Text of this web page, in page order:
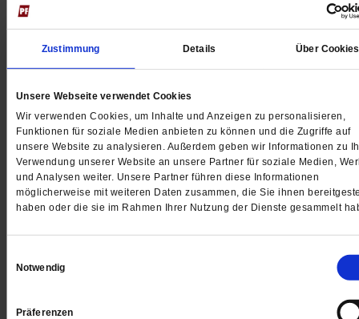
Zustimmung Details Über Cookies
Unsere Webseite verwendet Cookies
Wir verwenden Cookies, um Inhalte und Anzeigen zu personalisieren,
Funktionen für soziale Medien anbieten zu können und die Zugriffe auf
unsere Website zu analysieren. Außerdem geben wir Informationen zu
Verwendung unserer Website an unsere Partner für soziale Medien,
und Analysen weiter. Unsere Partner führen diese Informationen
möglicherweise mit weiteren Daten zusammen, die Sie ihnen
haben oder die sie im Rahmen Ihrer Nutzung der Dienste gesammelt
Notwendig
Präferenzen
Donal McKeown
In Belfast brennen wieder Autos und Häuser. Ein